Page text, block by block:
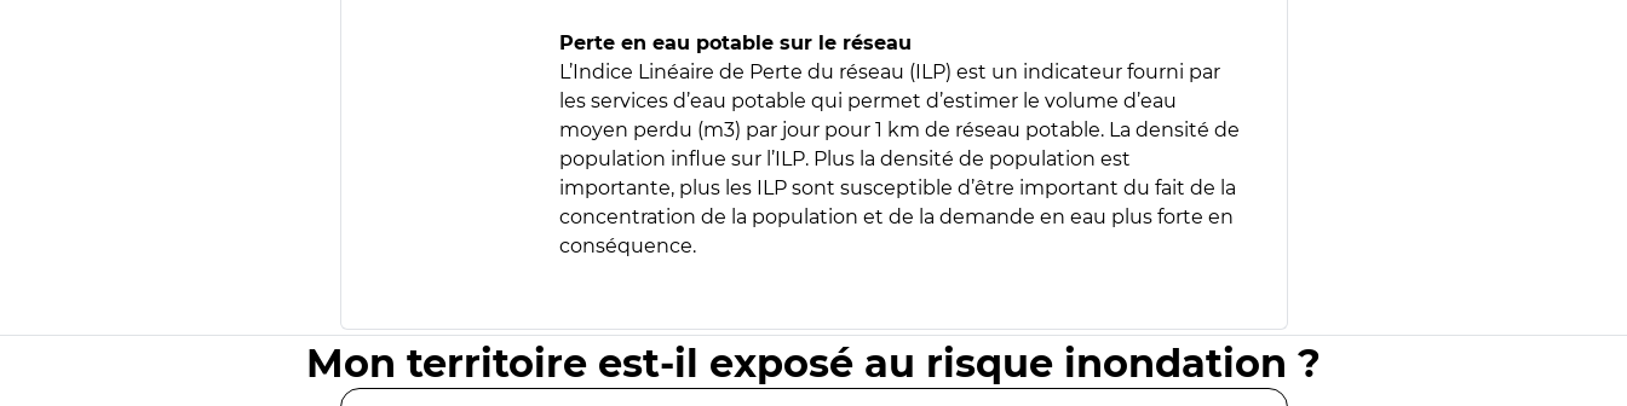
Perte en eau potable sur le réseau
L’Indice Linéaire de Perte du réseau (ILP) est un indicateur fourni par
les services d’eau potable qui permet d’estimer le volume d’eau
moyen perdu (m3) par jour pour 1 km de réseau potable. La densité de
population influe sur l’ILP. Plus la densité de population est
importante, plus les ILP sont susceptible d’être important du fait de la
concentration de la population et de la demande en eau plus forte en
conséquence.
Mon territoire est-il exposé au risque inondation ?